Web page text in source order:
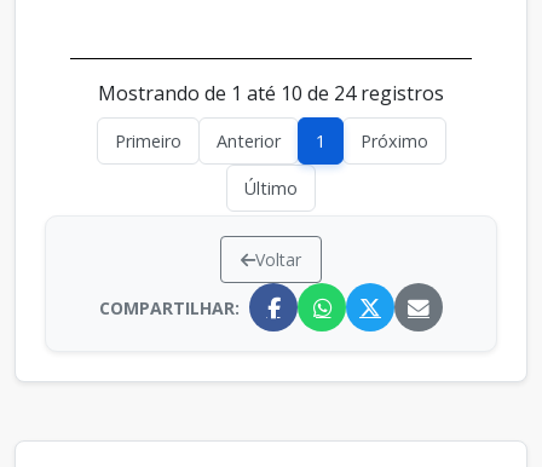
Mostrando de 1 até 10 de 24 registros
Primeiro Anterior 1 Próximo
Último
Voltar
COMPARTILHAR: